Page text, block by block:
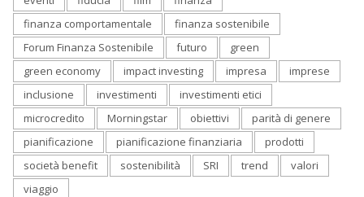
finanza comportamentale
finanza sostenibile
Forum Finanza Sostenibile
futuro
green
green economy
impact investing impresa
imprese
inclusione
investimenti
investimenti etici
microcredito
Morningstar obiettivi
parità di genere
pianificazione
pianificazione finanziaria
prodotti
società benefit
sostenibilità SRI trend
valori
viaggio